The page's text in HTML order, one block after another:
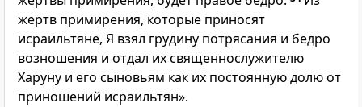
жертв примирения, которые приносят
исраильтяне, Я взял грудину потрясания и бедро
возношения и отдал их священнослужителю
Харуну и его сыновьям как их постоянную долю от
приношений исраильтян».